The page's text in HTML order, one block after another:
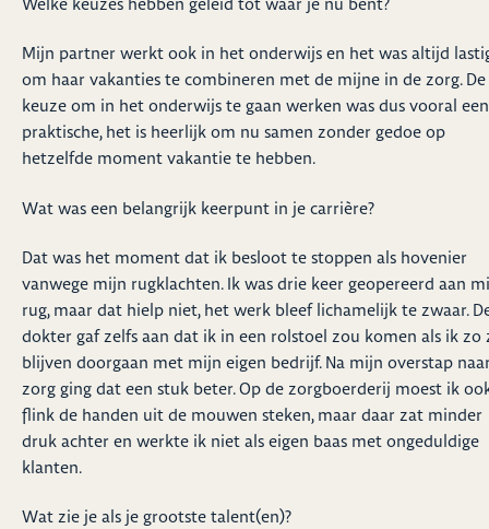
Mijn partner werkt ook in het onderwijs en het was altijd
om haar vakanties te combineren met de mijne in de zorg. De
keuze om in het onderwijs te gaan werken was dus vooral een
praktische, het is heerlijk om nu samen zonder gedoe op
hetzelfde moment vakantie te hebben.
Wat was een belangrijk keerpunt in je carrière?
Dat was het moment dat ik besloot te stoppen als hovenier
vanwege mijn rugklachten. Ik was drie keer geopereerd aan
rug, maar dat hielp niet, het werk bleef lichamelijk te zwaar.
dokter gaf zelfs aan dat ik in een rolstoel zou komen als ik zo
blijven doorgaan met mijn eigen bedrijf. Na mijn overstap
zorg ging dat een stuk beter. Op de zorgboerderij moest ik
flink de handen uit de mouwen steken, maar daar zat minder
druk achter en werkte ik niet als eigen baas met ongeduldige
klanten.
Wat zie je als je grootste talent(en)?